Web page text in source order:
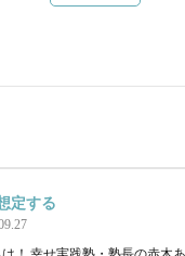
定する